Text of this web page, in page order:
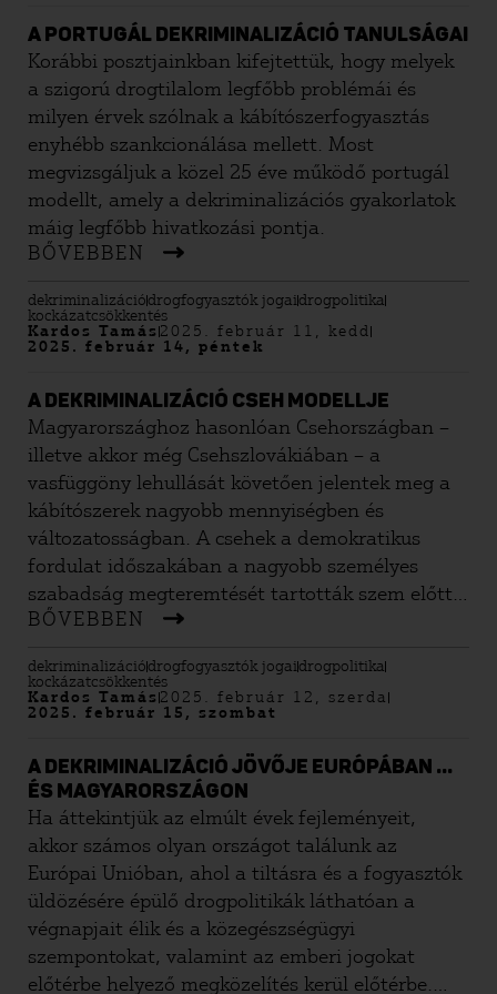
A PORTUGÁL DEKRIMINALIZÁCIÓ TANULSÁGAI
Korábbi posztjainkban kifejtettük, hogy melyek
a szigorú drogtilalom legfőbb problémái és
milyen érvek szólnak a kábítószerfogyasztás
enyhébb szankcionálása mellett. Most
megvizsgáljuk a közel 25 éve működő portugál
modellt, amely a dekriminalizációs gyakorlatok
máig legfőbb hivatkozási pontja.
BŐVEBBEN
dekriminalizációdrogfogyasztók jogaidrogpolitika
kockázatcsökkentés
Kardos Tamás 2025. február 11, kedd
2025. február 14, péntek
A DEKRIMINALIZÁCIÓ CSEH MODELLJE
Magyarországhoz hasonlóan Csehországban –
illetve akkor még Csehszlovákiában – a
vasfüggöny lehullását követően jelentek meg a
kábítószerek nagyobb mennyiségben és
változatosságban. A csehek a demokratikus
fordulat időszakában a nagyobb személyes
szabadság megteremtését tartották szem előtt,
ezért az igazságszolgáltatás hatókörének
az 1990-es évektől előtérbe helyezték az emberi
jogokat, a közegészségügyi szempontokat és a
nem is merülhetett fel reálisan, hogy börtönnel
fenyegessék a kábítószerek fogyasztóit. A
drogkereskedelem megerősödése és a
drogfogyasztási trendek alakulása azonban
megkérdőjelezte ezt a hozzáállást – legalábbis
időlegesen.
BŐVEBBEN
dekriminalizációdrogfogyasztók jogaidrogpolitika
kockázatcsökkentés
Kardos Tamás 2025. február 12, szerda
2025. február 15, szombat
A DEKRIMINALIZÁCIÓ JÖVŐJE EURÓPÁBAN …
ÉS MAGYARORSZÁGON
Ha áttekintjük az elmúlt évek fejleményeit,
akkor számos olyan országot találunk az
Európai Unióban, ahol a tiltásra és a fogyasztók
üldözésére épülő drogpolitikák láthatóan a
végnapjait élik és a közegészségügyi
szempontokat, valamint az emberi jogokat
előtérbe helyező megközelítés kerül előtérbe.